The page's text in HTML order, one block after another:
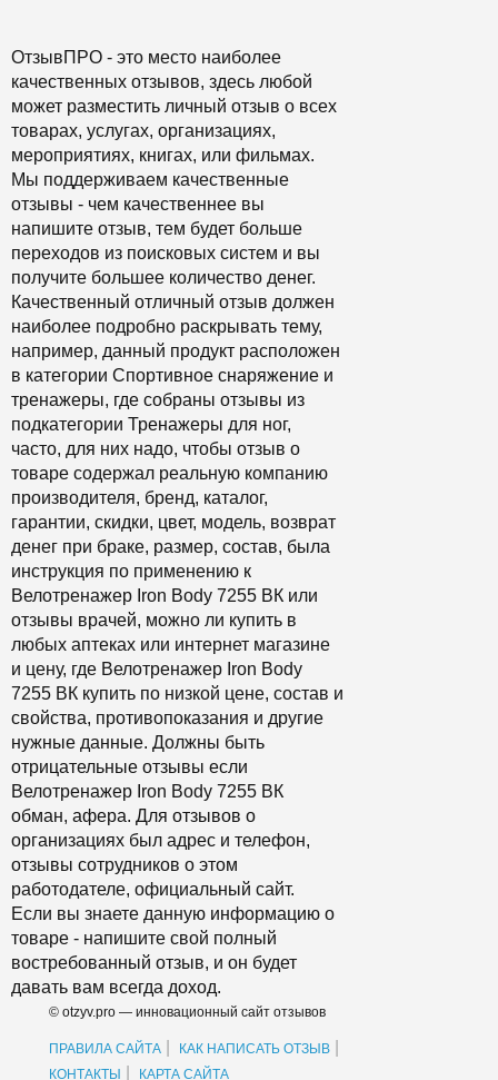
ОтзывПРО - это место наиболее
качественных отзывов, здесь любой
может разместить личный отзыв о всех
товарах, услугах, организациях,
мероприятиях, книгах, или фильмах.
Мы поддерживаем качественные
отзывы - чем качественнее вы
напишите отзыв, тем будет больше
переходов из поисковых систем и вы
получите большее количество денег.
Качественный отличный отзыв должен
наиболее подробно раскрывать тему,
например, данный продукт расположен
в категории Спортивное снаряжение и
тренажеры, где собраны отзывы из
подкатегории Тренажеры для ног,
часто, для них надо, чтобы отзыв о
товаре содержал реальную компанию
производителя, бренд, каталог,
гарантии, скидки, цвет, модель, возврат
денег при браке, размер, состав, была
инструкция по применению к
Велотренажер Iron Body 7255 ВК или
отзывы врачей, можно ли купить в
любых аптеках или интернет магазине
и цену, где Велотренажер Iron Body
7255 ВК купить по низкой цене, состав и
свойства, противопоказания и другие
нужные данные. Должны быть
отрицательные отзывы если
Велотренажер Iron Body 7255 ВК
обман, афера. Для отзывов о
организациях был адрес и телефон,
отзывы сотрудников о этом
работодателе, официальный сайт.
Если вы знаете данную информацию о
товаре - напишите свой полный
востребованный отзыв, и он будет
давать вам всегда доход.
© otzyv.pro — инновационный сайт отзывов
ПРАВИЛА САЙТА КАК НАПИСАТЬ ОТЗЫВ
КОНТАКТЫ КАРТА САЙТА